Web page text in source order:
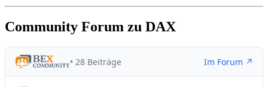
Community Forum zu DAX